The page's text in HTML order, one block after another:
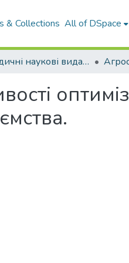
& Collections All of DSpace
Періодичні наукові видання ДДАЕУ